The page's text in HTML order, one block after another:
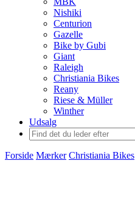
Nishiki
Centurion
Gazelle
Bike by Gubi
Giant
Raleigh
Christiania Bikes
Reany
Riese & Müller
Winther
Udsalg
Forside Mærker Christiania Bikes